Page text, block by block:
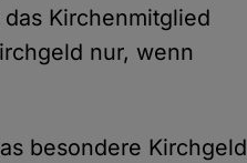
Kirchenmitglied
nur, wenn
besondere Kirchgeld